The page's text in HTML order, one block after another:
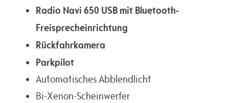
Radio Navi 650 USB mit Bluetooth-
Freisprecheinrichtung
Rückfahrkamera
Parkpilot
Automatisches Abblendlicht
Bi-Xenon-Scheinwerfer